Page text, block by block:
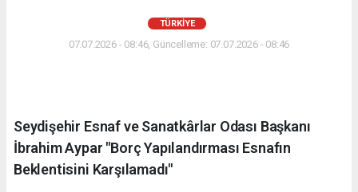
TÜRKIYE
07.07.2026 - 08:46, Güncelleme: 07.07.2026 - 08:46
Seydişehir Esnaf ve Sanatkârlar Odası Başkanı
İbrahim Aypar "Borç Yapılandırması Esnafın
Beklentisini Karşılamadı"